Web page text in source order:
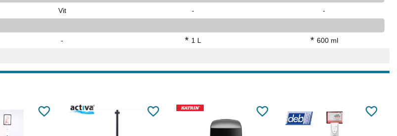
Vit - -
- * 1 L * 600 ml